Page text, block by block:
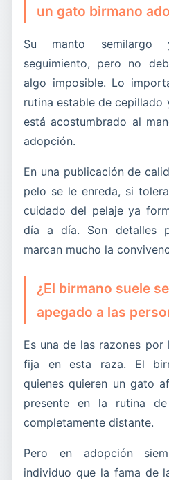
un gato birmano
Su manto semilargo
seguimiento, pero no
algo imposible. Lo
rutina estable de
está acostumbrado al
adopción.
En una publicación de
pelo se le enreda, si
cuidado del pelaje ya
día a día. Son detalles
marcan mucho la
¿El birmano suele
apegado a las
Es una de las razones
fija en esta raza. El
quienes quieren un gato
presente en la rutina
completamente distante.
Pero en adopción
individuo que la fama de